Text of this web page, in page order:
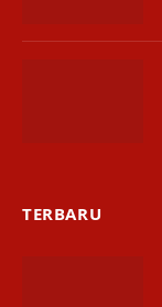
TERBARU